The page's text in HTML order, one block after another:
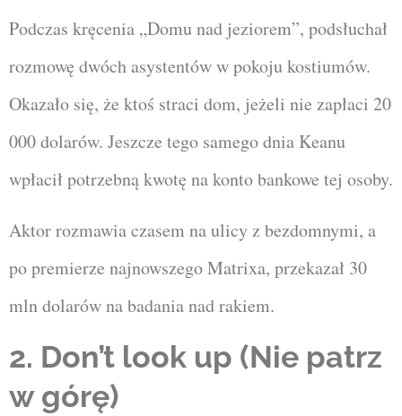
Podczas kręcenia „Domu nad jeziorem”, podsłuchał
rozmowę dwóch asystentów w pokoju kostiumów.
Okazało się, że ktoś straci dom, jeżeli nie zapłaci 20
000 dolarów. Jeszcze tego samego dnia Keanu
wpłacił potrzebną kwotę na konto bankowe tej osoby.
Aktor rozmawia czasem na ulicy z bezdomnymi, a
po premierze najnowszego Matrixa, przekazał 30
mln dolarów na badania nad rakiem.
2. Don’t look up (Nie patrz
w górę)